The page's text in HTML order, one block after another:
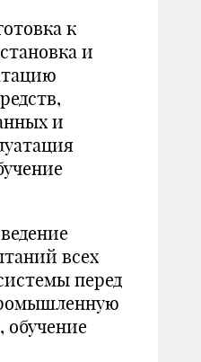
к
и
и
всех
перед
обучение